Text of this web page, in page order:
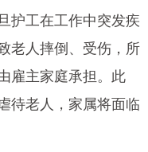
护工在工作中突发疾
老人摔倒、受伤，所
雇主家庭承担。此
待老人，家属将面临